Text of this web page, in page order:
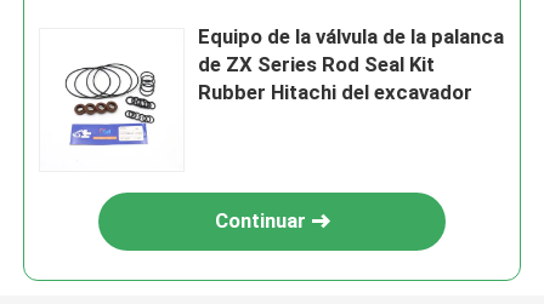
Equipo de la válvula de la palanca
de ZX Series Rod Seal Kit
Rubber Hitachi del excavador
Continuar